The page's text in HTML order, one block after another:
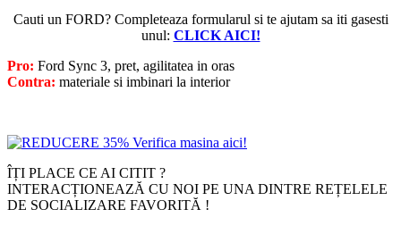
Cauti un FORD? Completeaza formularul si te ajutam sa iti gasesti
unul: CLICK AICI!
Pro: Ford Sync 3, pret, agilitatea in oras
Contra: materiale si imbinari la interior
ÎȚI PLACE CE AI CITIT ?
INTERACȚIONEAZĂ CU NOI PE UNA DINTRE REȚELELE
DE SOCIALIZARE FAVORITĂ !